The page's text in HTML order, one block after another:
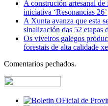
A construción artesanal de
iniciativa ‘Resonancias 26’
A Xunta avanza que esta
sinalización das 52
Os viveiros galegos
forestais de alta calidade
Comentarios pechados.